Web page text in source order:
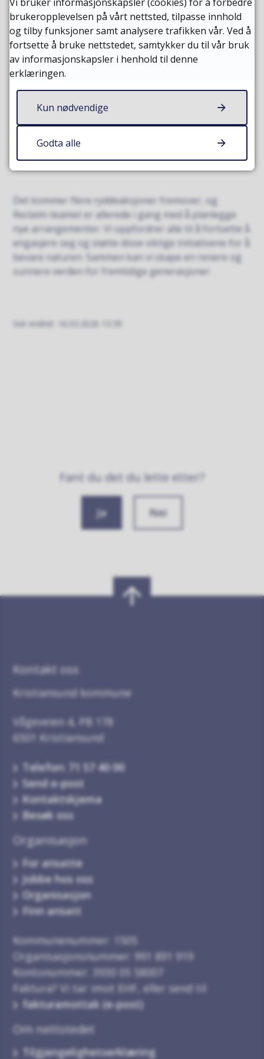
En stor takk rettes til våre samarbeidspartnere NEAS,
Sparebank 1 Nordmøre, Remidt og Friluftsrådet,
samt alle frivillige som deltok. Deres innsats gjør en
reell forskjell i kampen mot marin forsøpling.
Det kommer flere ryddeaksjoner fremover, og
Reclaim-teamet er allerede i gang med å planlegge
nye arrangementer. Vi oppfordrer alle til å fortsette å
engasjere seg og støtte disse viktige initiativene for å
bevare naturen. Sammen kan vi skape en renere og
sunnere verden for fremtidige generasjoner.
Sist endret 16.03.2026 13:39
Fant du det du lette etter?
Ja Nei
Kontakt oss
Kristiansund kommune
Vågeveien 4, PB 178
6501 Kristiansund
Telefon: 71 57 40 00
Send e-post
Kontaktskjema
Besøk oss
Organisasjon
For ansatte
Jobbe hos oss
Organisasjon
Finn ansatt
Kommunenummer: 1505
Organisasjonsnummer: 991 891 919
Kontonummer: 3930 05 58007
Faktura? Vi tar imot EHF, eller send til
fakturamottak (e-post)
Om nettstedet
Tilgjengelighetserklæring
brukeropplevelsen på vårt nettsted, tilpasse innhold
og tilby funksjoner samt analysere trafikken vår. Ved å
fortsette å bruke nettstedet, samtykker du til vår bruk
av informasjonskapsler i henhold til denne
erklæringen.
Kun nødvendige
Godta alle